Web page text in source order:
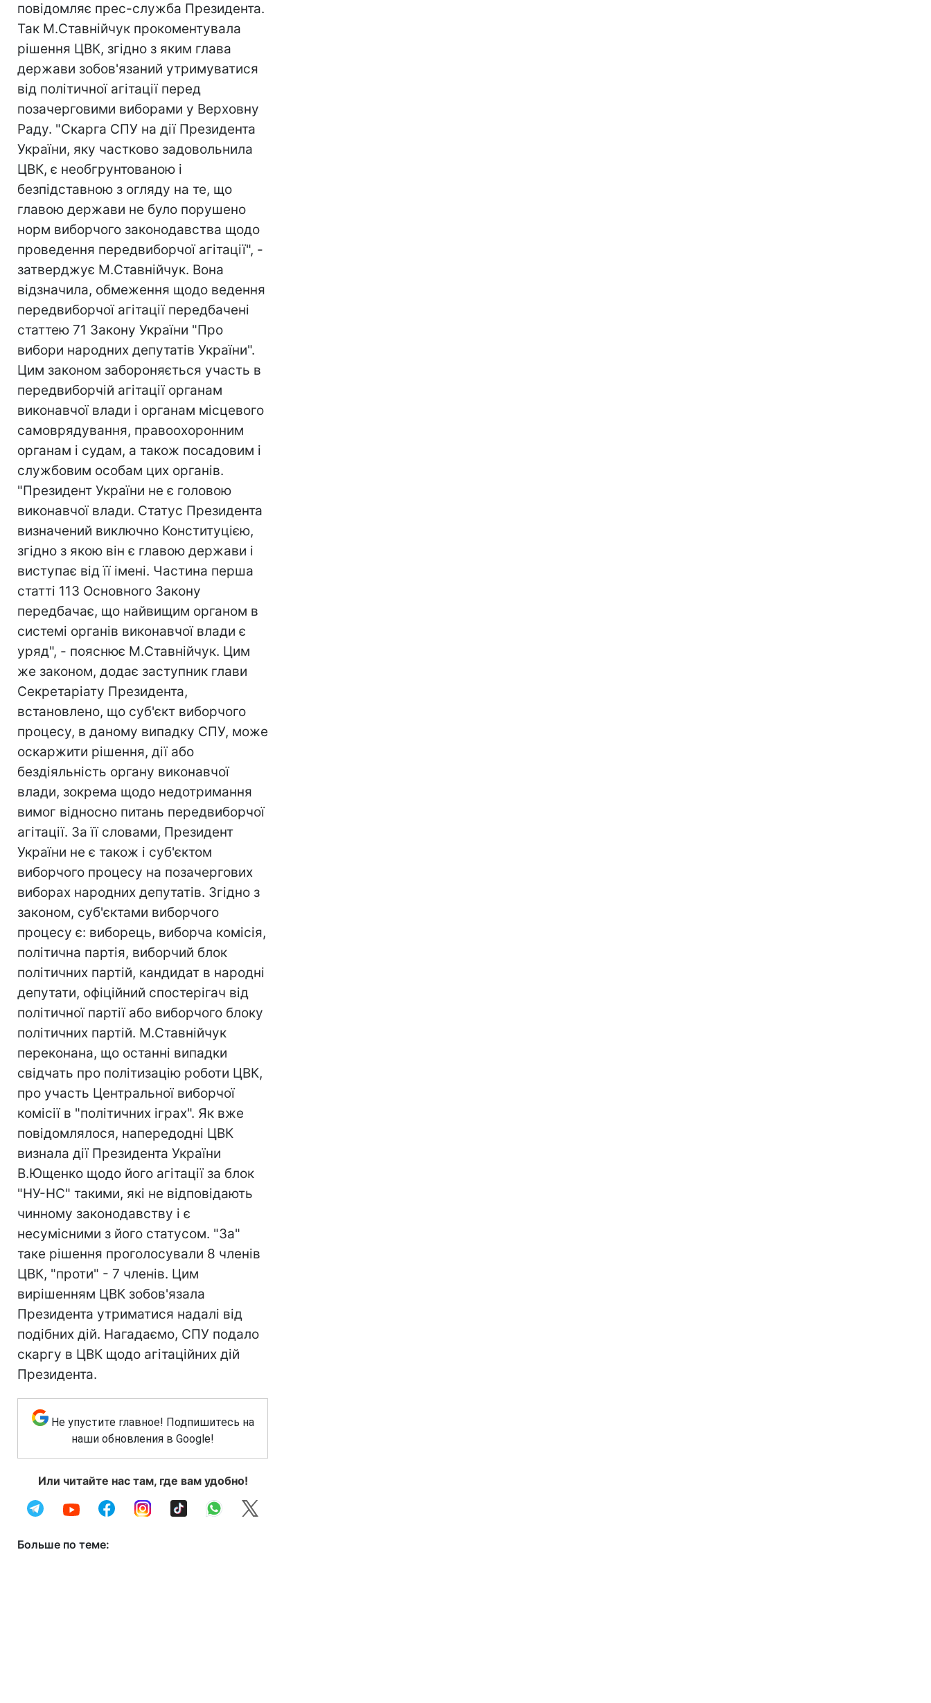
повідомляє прес-служба Президента.
Так М.Ставнійчук прокоментувала
рішення ЦВК, згідно з яким глава
держави зобов'язаний утримуватися
від політичної агітації перед
позачерговими виборами у Верховну
Раду. "Скарга СПУ на дії Президента
України, яку частково задовольнила
ЦВК, є необгрунтованою і
безпідставною з огляду на те, що
главою держави не було порушено
норм виборчого законодавства щодо
проведення передвиборчої агітації", -
затверджує М.Ставнійчук. Вона
відзначила, обмеження щодо ведення
передвиборчої агітації передбачені
статтею 71 Закону України "Про
вибори народних депутатів України".
Цим законом забороняється участь в
передвиборчій агітації органам
виконавчої влади і органам місцевого
самоврядування, правоохоронним
органам і судам, а також посадовим і
службовим особам цих органів.
"Президент України не є головою
виконавчої влади. Статус Президента
визначений виключно Конституцією,
згідно з якою він є главою держави і
виступає від її імені. Частина перша
статті 113 Основного Закону
передбачає, що найвищим органом в
системі органів виконавчої влади є
уряд", - пояснює М.Ставнійчук. Цим
же законом, додає заступник глави
Секретаріату Президента,
встановлено, що суб'єкт виборчого
процесу, в даному випадку СПУ, може
оскаржити рішення, дії або
бездіяльність органу виконавчої
влади, зокрема щодо недотримання
вимог відносно питань передвиборчої
агітації. За її словами, Президент
України не є також і суб'єктом
виборчого процесу на позачергових
виборах народних депутатів. Згідно з
законом, суб'єктами виборчого
процесу є: виборець, виборча комісія,
політична партія, виборчий блок
політичних партій, кандидат в народні
депутати, офіційний спостерігач від
політичної партії або виборчого блоку
політичних партій. М.Ставнійчук
переконана, що останні випадки
свідчать про політизацію роботи ЦВК,
про участь Центральної виборчої
комісії в "політичних іграх". Як вже
повідомлялося, напередодні ЦВК
визнала дії Президента України
В.Ющенко щодо його агітації за блок
"НУ-НС" такими, які не відповідають
чинному законодавству і є
несумісними з його статусом. "За"
таке рішення проголосували 8 членів
ЦВК, "проти" - 7 членів. Цим
вирішенням ЦВК зобов'язала
Президента утриматися надалі від
подібних дій. Нагадаємо, СПУ подало
скаргу в ЦВК щодо агітаційних дій
Президента.
Не упустите главное! Подпишитесь на
наши обновления в Google!
Или читайте нас там, где вам удобно!
Больше по теме: